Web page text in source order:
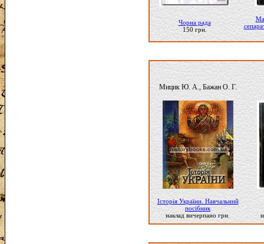
Чорна рада
150 грн.
Мицик Ю. А., Бажан О. Г.
Історія України. Навчальний
посібник
наклад вичерпано грн.